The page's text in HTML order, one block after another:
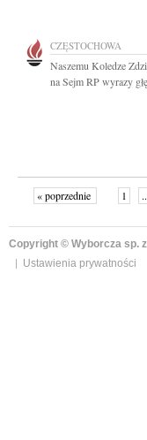
CZĘSTOCHOWA
Naszemu Koledze
na Sejm RP wyrazy
« poprzednie 1
Copyright © Wyborcza sp.
Ustawienia prywatności